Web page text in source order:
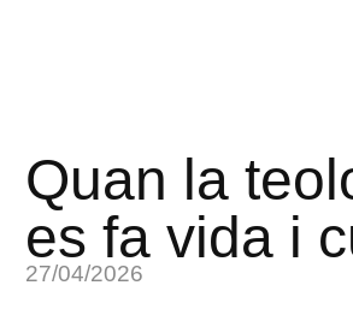
Quan la
es fa vida i
27/04/2026